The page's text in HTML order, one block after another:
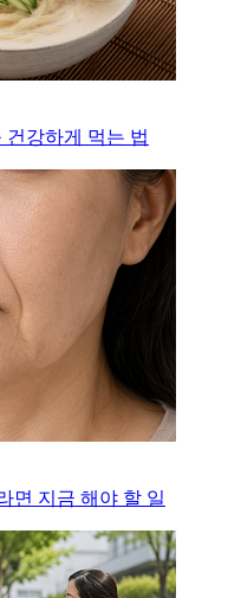
건강하게 먹는 법
면 지금 해야 할 일